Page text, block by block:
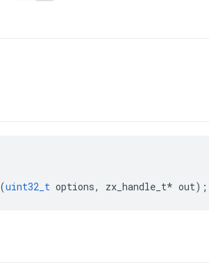
(uint32_t options, zx_handle_t* out);